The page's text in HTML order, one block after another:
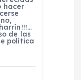
hacer
de las
política